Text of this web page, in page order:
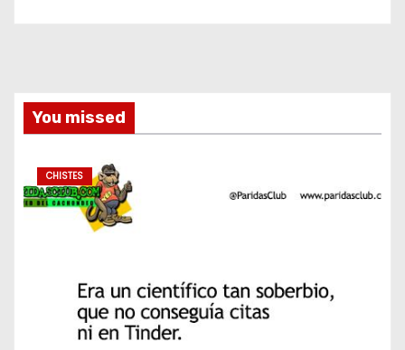
You missed
CHISTES